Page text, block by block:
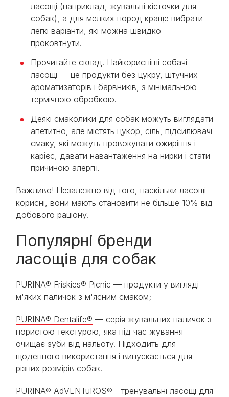
ласощі (наприклад, жувальні кісточки для
собак), а для мелких пород краще вибрати
легкі варіанти, які можна швидко
проковтнути.
Прочитайте склад. Найкорисніші собачі
ласощі — це продукти без цукру, штучних
ароматизаторів і барвників, з мінімальною
термічною обробкою.
Деякі смаколики для собак можуть виглядати
апетитно, але містять цукор, сіль, підсилювачі
смаку, які можуть провокувати ожиріння і
карієс, давати навантаження на нирки і стати
причиною алергії.
Важливо! Незалежно від того, наскільки ласощі
корисні, вони мають становити не більше 10% від
добового раціону.
Популярні бренди
ласощів для собак
PURINA® Friskies® Picnic — продукти у вигляді
м'яких паличок з м'ясним смаком;
PURINA® Dentalife® — серія жувальних паличок з
пористою текстурою, яка під час жування
очищає зуби від нальоту. Підходить для
щоденного використання і випускається для
різних розмірів собак.
PURINA® AdVENTuROS® - тренувальні ласощі для